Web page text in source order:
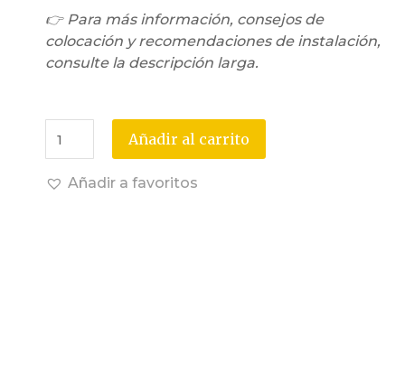
👉 Para más información, consejos de
colocación y recomendaciones de instalación,
consulte la descripción larga.
Añadir al carrito
Añadir a favoritos